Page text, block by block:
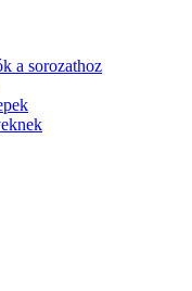
a sorozathoz